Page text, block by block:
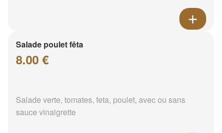
Salade poulet fêta
8.00 €
Salade verte, tomates, feta, poulet, avec ou sans
sauce vinaigrette